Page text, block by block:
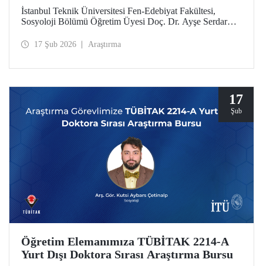
İstanbul Teknik Üniversitesi Fen-Edebiyat Fakültesi,
Sosyoloji Bölümü Öğretim Üyesi Doç. Dr. Ayşe Serdar
Programı kapsamında desteklenmeye hak kazandı.
17 Şub 2026 Araştırma
17
Şub
Öğretim Elemanımıza TÜBİTAK 2214-A
Yurt Dışı Doktora Sırası Araştırma Bursu